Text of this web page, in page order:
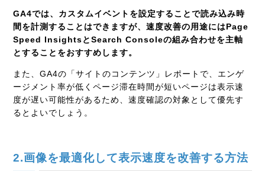
GA4では、カスタムイベントを設定することで読み込み時
間を計測することはできますが、速度改善の用途にはPage
Speed InsightsとSearch Consoleの組み合わせを主軸
とすることをおすすめします。
また、GA4の「サイトのコンテンツ」レポートで、エンゲ
ージメント率が低くページ滞在時間が短いページは表示速
度が遅い可能性があるため、速度確認の対象として優先す
るとよいでしょう。
2.画像を最適化して表示速度を改善する方法